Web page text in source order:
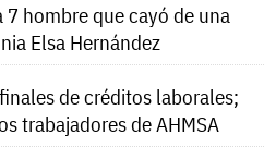
7 hombre que cayó de una
Elsa Hernández
de créditos laborales;
trabajadores de AHMSA